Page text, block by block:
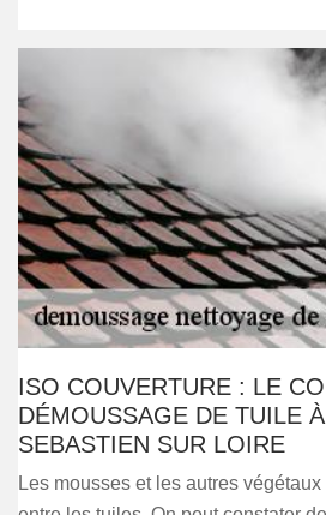
ISO COUVERTURE : LE
DÉMOUSSAGE DE TUILE
SEBASTIEN SUR LOIRE
Les mousses et les autres